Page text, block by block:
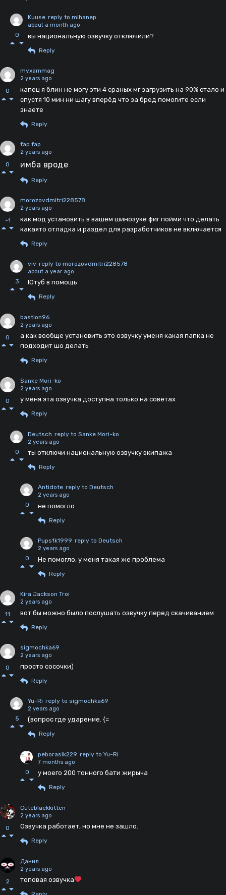
0
Kuuse reply to mihanep
about a month ago
вы национальную озвучку отключили?
Reply
0
myxammag
2 years ago
капец я блин не могу эти 4 сраных мг загрузить на 90% стало и
спустя 10 мин ни шагу вперёд что за бред помогите если
знаете
Reply
0
fap fap
2 years ago
имба вроде
Reply
-1
morozovdmitri228578
2 years ago
как мод установить в вашем шинозуке фиг пойми что делать
какаято отладка и раздел для разработчиков не включается
Reply
3
viv reply to morozovdmitri228578
about a year ago
Ютуб в помощь
Reply
0
bastion96
2 years ago
а как вообще установить это озвучку уменя какая папка не
подходит шо делать
Reply
0
Sanke Mori-ko
2 years ago
у меня эта озвучка доступна только на советах
Reply
0
Deutsch reply to Sanke Mori-ko
2 years ago
ты отключи национальную озвучку экипажа
Reply
0
Antidote reply to Deutsch
2 years ago
не помогло
Reply
0
Pups1k1999 reply to Deutsch
2 years ago
Не помогло, у меня такая же проблема
Reply
11
Kira Jackson Troi
2 years ago
вот бы можно было послушать озвучку перед скачиванием
Reply
0
sigmochka69
2 years ago
просто сосочки)
Reply
5
Yu-Ri reply to sigmochka69
2 years ago
(вопрос где ударение. {=
Reply
0
peborasik229 reply to Yu-Ri
7 months ago
у моего 200 тонного бати жирыча
Reply
0
Cuteblackkitten
2 years ago
Озвучка работает, но мне не зашло.
Reply
2
Данил
2 years ago
топовая озвучка